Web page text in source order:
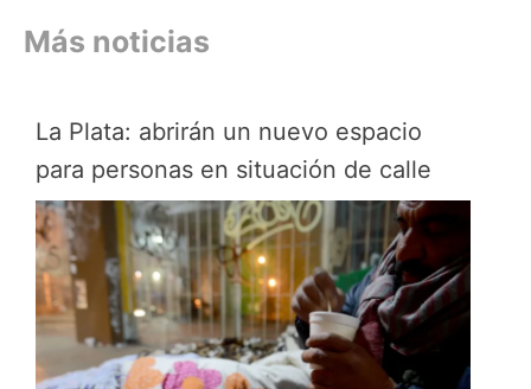
Más noticias
La Plata: abrirán un nuevo espacio
para personas en situación de calle